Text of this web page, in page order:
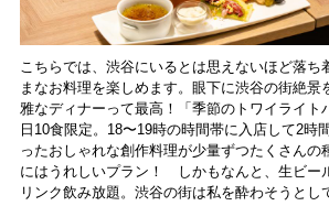
こちらでは、渋谷にいるとは思えないほど落ち
まなお料理を楽しめます。眼下に渋谷の街絶景
雅なディナーって最高！「季節のトワイライト
日10食限定。18〜19時の時間帯に入店して2時
ったおしゃれな創作料理が少量ずつたくさんの
にはうれしいプラン！ しかもなんと、生ビー
リンク飲み放題。渋谷の街は私を酔わそうとし